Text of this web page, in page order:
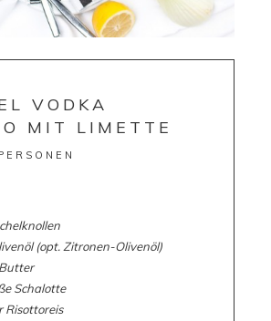
VODKA
MIT LIMETTE
(opt. Zitronen-Olivenöl)
Schalotte
Risottoreis